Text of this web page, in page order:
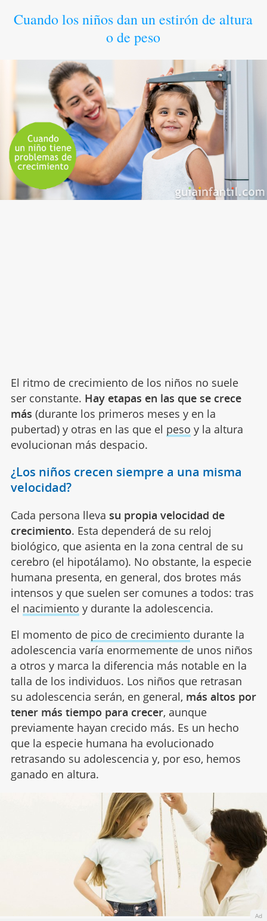
Cuando los niños dan un estirón de altura
o de peso
El ritmo de crecimiento de los niños no suele
ser constante. Hay etapas en las que se crece
más (durante los primeros meses y en la
pubertad) y otras en las que el peso y la altura
evolucionan más despacio.
¿Los niños crecen siempre a una misma
velocidad?
Cada persona lleva su propia velocidad de
crecimiento. Esta dependerá de su reloj
biológico, que asienta en la zona central de su
cerebro (el hipotálamo). No obstante, la especie
humana presenta, en general, dos brotes más
intensos y que suelen ser comunes a todos: tras
el nacimiento y durante la adolescencia.
El momento de pico de crecimiento durante la
adolescencia varía enormemente de unos niños
a otros y marca la diferencia más notable en la
talla de los individuos. Los niños que retrasan
su adolescencia serán, en general, más altos por
tener más tiempo para crecer, aunque
previamente hayan crecido más. Es un hecho
que la especie humana ha evolucionado
retrasando su adolescencia y, por eso, hemos
ganado en altura.
Ad